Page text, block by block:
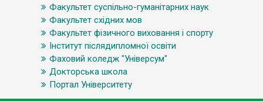
Факультет суспільно-гуманітарних наук
Факультет східних мов
Факультет фізичного виховання і спорту
Інститут післядипломної освіти
Фаховий коледж "Універсум"
Докторська школа
Портал Університету